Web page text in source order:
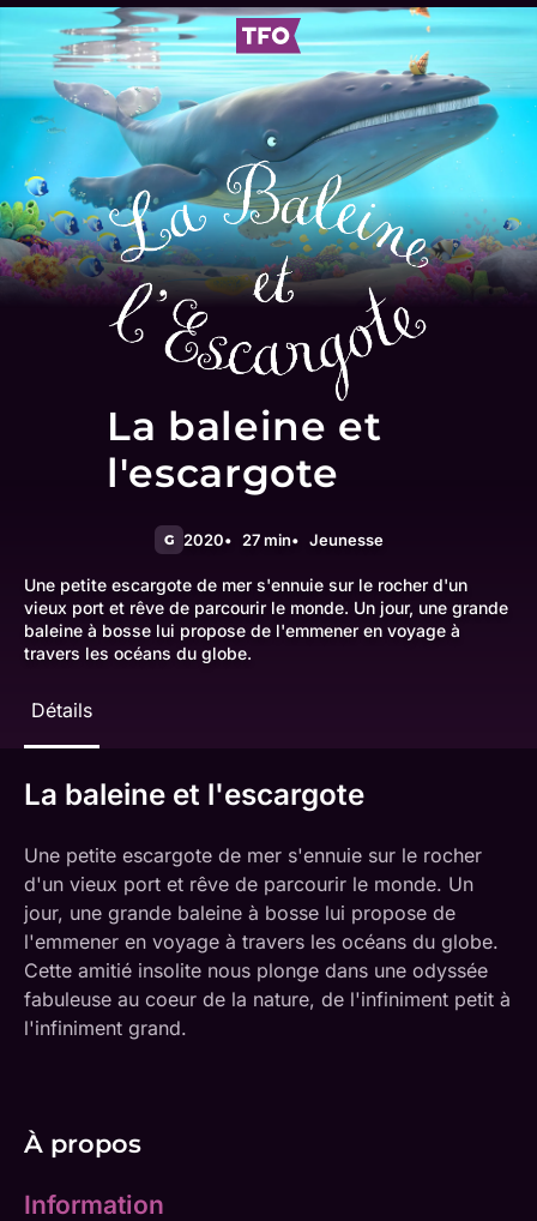
La baleine et
l'escargote
G 2020 27 min Jeunesse
Une petite escargote de mer s'ennuie sur le rocher d'un
vieux port et rêve de parcourir le monde. Un jour, une grande
baleine à bosse lui propose de l'emmener en voyage à
travers les océans du globe.
Détails
La baleine et l'escargote
Une petite escargote de mer s'ennuie sur le rocher
d'un vieux port et rêve de parcourir le monde. Un
jour, une grande baleine à bosse lui propose de
l'emmener en voyage à travers les océans du globe.
Cette amitié insolite nous plonge dans une odyssée
fabuleuse au coeur de la nature, de l'infiniment petit à
l'infiniment grand.
À propos
Information